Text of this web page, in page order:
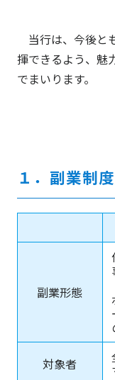
当行は、今後と
揮できるよう、魅
でまいります。
１．副業制
副業形態
対象者